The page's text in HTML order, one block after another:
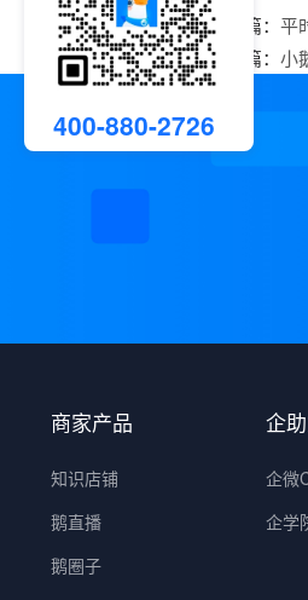
上一篇： 平
下一篇： 小
商家产品
知识店铺
鹅直播
鹅圈子
企
企微
企学
400-880-2726